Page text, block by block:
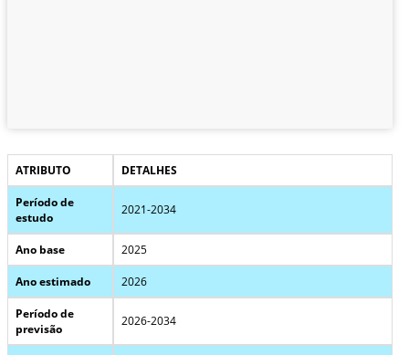
ATRIBUTO DETALHES
Período de
estudo
2021-2034
Ano base 2025
Ano estimado 2026
Período de
previsão
2026-2034